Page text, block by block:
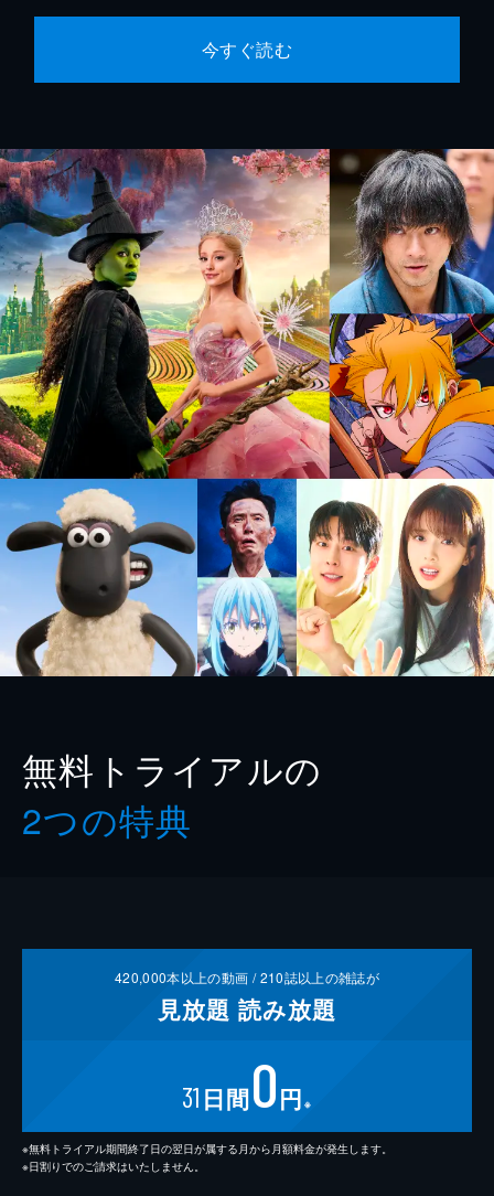
今すぐ読む
無料トライアルの
2つの特典
420,000本以上の動画 /210誌以上の雑誌が
見放題 読み放題
31 日間0円 ※
※無料トライアル期間終了日の翌日が属する月から月額料金が発生します。
※日割りでのご請求はいたしません。